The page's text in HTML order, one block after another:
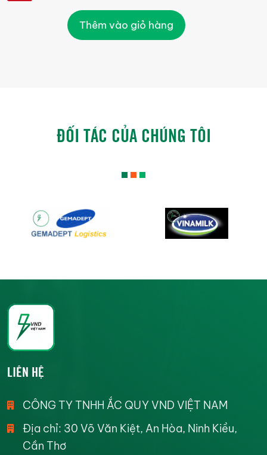
Thêm vào giỏ hàng
ĐỐI TÁC CỦA CHÚNG TÔI
LIÊN HỆ
CÔNG TY TNHH ẮC QUY VND VIỆT NAM
Địa chỉ: 30 Võ Văn Kiệt, An Hòa, Ninh Kiều,
Cần Thơ